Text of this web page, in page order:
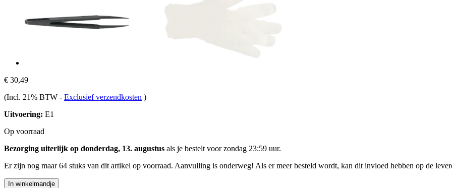
€ 30,49
(Incl. 21% BTW - Exclusief verzendkosten )
Uitvoering: E1
Op voorraad
Bezorging uiterlijk op donderdag, 13. augustus als je bestelt voorzondag 23:59 uur.
Er zijn nog maar 64 stuks van dit artikel op voorraad. Aanvulling is onderweg! Als er meer besteld wordt, kan dit invloed hebben op de
In winkelmandje